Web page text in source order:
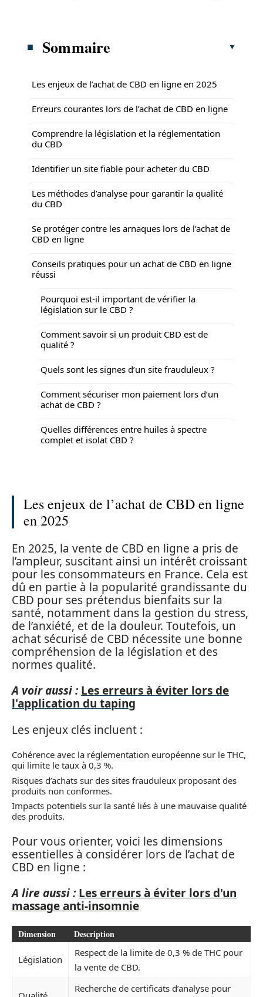
Sommaire
Les enjeux de l’achat de CBD en ligne en 2025
Erreurs courantes lors de l’achat de CBD en ligne
Comprendre la législation et la réglementation
du CBD
Identifier un site fiable pour acheter du CBD
Les méthodes d’analyse pour garantir la qualité
du CBD
Se protéger contre les arnaques lors de l’achat de
CBD en ligne
Conseils pratiques pour un achat de CBD en ligne
réussi
Pourquoi est-il important de vérifier la
législation sur le CBD ?
Comment savoir si un produit CBD est de
qualité ?
Quels sont les signes d’un site frauduleux ?
Comment sécuriser mon paiement lors d’un
achat de CBD ?
Quelles différences entre huiles à spectre
complet et isolat CBD ?
Les enjeux de l’achat de CBD en ligne
en 2025
En 2025, la vente de CBD en ligne a pris de
l’ampleur, suscitant ainsi un intérêt croissant
pour les consommateurs en France. Cela est
dû en partie à la popularité grandissante du
CBD pour ses prétendus bienfaits sur la
santé, notamment dans la gestion du stress,
de l’anxiété, et de la douleur. Toutefois, un
achat sécurisé de CBD nécessite une bonne
compréhension de la législation et des
normes qualité.
A voir aussi : Les erreurs à éviter lors de
l'application du taping
Les enjeux clés incluent :
Cohérence avec la réglementation européenne sur le THC,
qui limite le taux à 0,3 %.
Risques d’achats sur des sites frauduleux proposant des
produits non conformes.
Impacts potentiels sur la santé liés à une mauvaise qualité
des produits.
Pour vous orienter, voici les dimensions
essentielles à considérer lors de l’achat de
CBD en ligne :
A lire aussi : Les erreurs à éviter lors d'un
massage anti-insomnie
Dimension Description
Législation
Respect de la limite de 0,3 % de THC pour
la vente de CBD.
Recherche de certificats d’analyse pour